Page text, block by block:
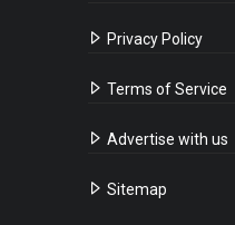
Privacy Policy
Terms of Service
Advertise with us
Sitemap